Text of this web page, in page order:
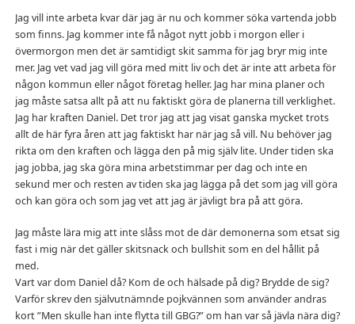
Jag vill inte arbeta kvar där jag är nu och kommer söka vartenda jobb
som finns. Jag kommer inte få något nytt jobb i morgon eller i
övermorgon men det är samtidigt skit samma för jag bryr mig inte
mer. Jag vet vad jag vill göra med mitt liv och det är inte att arbeta för
någon kommun eller något företag heller. Jag har mina planer och
jag måste satsa allt på att nu faktiskt göra de planerna till verklighet.
Jag har kraften Daniel. Det tror jag att jag visat ganska mycket trots
allt de här fyra åren att jag faktiskt har när jag så vill. Nu behöver jag
rikta om den kraften och lägga den på mig själv lite. Under tiden ska
jag jobba, jag ska göra mina arbetstimmar per dag och inte en
sekund mer och resten av tiden ska jag lägga på det som jag vill göra
och kan göra och som jag vet att jag är jävligt bra på att göra.
Jag måste lära mig att inte slåss mot de där demonerna som etsat sig
fast i mig när det gäller skitsnack och bullshit som en del hållit på
med.
Vart var dom Daniel då? Kom de och hälsade på dig? Brydde de sig?
Varför skrev den självutnämnde pojkvännen som använder andras
kort ”Men skulle han inte flytta till GBG?” om han var så jävla nära dig?